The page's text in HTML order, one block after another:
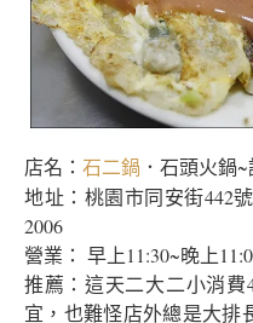
店名： 石二鍋 ．石頭火鍋
地址：桃園市同安街442
2006
營業： 早上11:30~晚上
推薦：這天二大二小消
宜，也難怪店外總是大排